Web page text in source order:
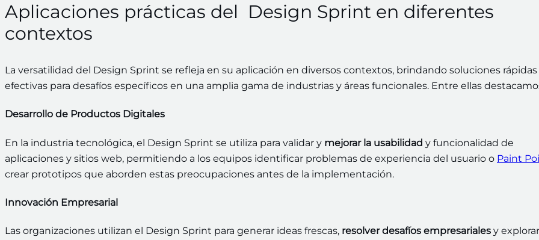
Aplicaciones prácticas del Design Sprint en diferentes
contextos
La versatilidad del Design Sprint se refleja en su aplicación en diversos contextos, brindando soluciones rápidas
efectivas para desafíos específicos en una amplia gama de industrias y áreas funcionales. Entre ellas
Desarrollo de Productos Digitales
En la industria tecnológica, el Design Sprint se utiliza para validar y mejorar la usabilidad y funcionalidad de
aplicaciones y sitios web, permitiendo a los equipos identificar problemas de experiencia del usuario o Paint
crear prototipos que aborden estas preocupaciones antes de la implementación.
Innovación Empresarial
Las organizaciones utilizan el Design Sprint para generar ideas frescas, resolver desafíos empresariales y explorar